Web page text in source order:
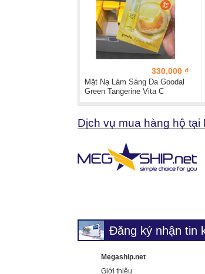
330,000 ₫
Mặt Nạ Làm Sáng Da Goodal
Green Tangerine Vita C
Dịch vụ mua hàng hộ tại
Đăng ký nhận tin
Megaship.net
Giới thiệu